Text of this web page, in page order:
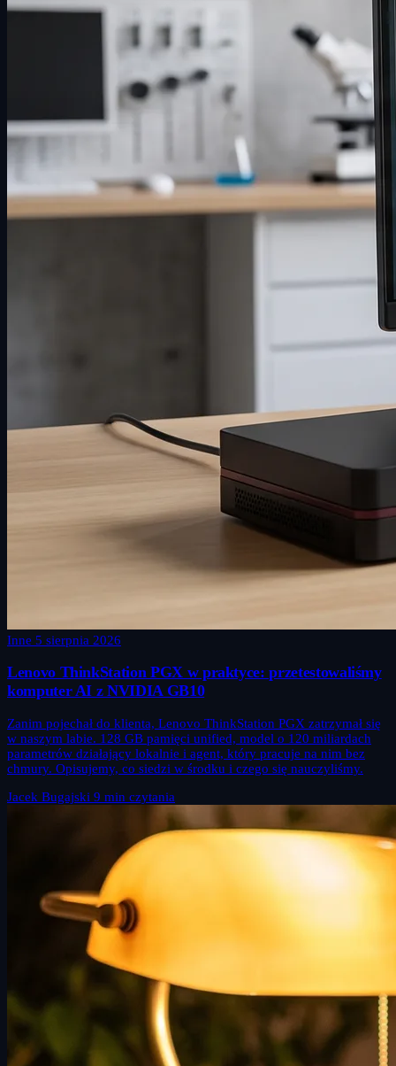
Inne 5 sierpnia 2026
Lenovo ThinkStation PGX w praktyce: przetestowaliśmy
komputer AI z NVIDIA GB10
Zanim pojechał do klienta, Lenovo ThinkStation PGX zatrzymał się
w naszym labie. 128 GB pamięci unified, model o 120 miliardach
parametrów działający lokalnie i agent, który pracuje na nim bez
chmury. Opisujemy, co siedzi w środku i czego się nauczyliśmy.
Jacek Bugajski 9 min czytania